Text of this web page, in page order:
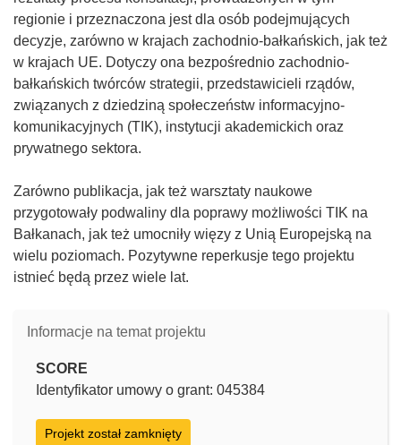
regionie i przeznaczona jest dla osób podejmujących
decyzje, zarówno w krajach zachodnio-bałkańskich, jak też
w krajach UE. Dotyczy ona bezpośrednio zachodnio-
bałkańskich twórców strategii, przedstawicieli rządów,
związanych z dziedziną społeczeństw informacyjno-
komunikacyjnych (TIK), instytucji akademickich oraz
prywatnego sektora.
Zarówno publikacja, jak też warsztaty naukowe
przygotowały podwaliny dla poprawy możliwości TIK na
Bałkanach, jak też umocniły więzy z Unią Europejską na
wielu poziomach. Pozytywne reperkusje tego projektu
istnieć będą przez wiele lat.
Informacje na temat projektu
SCORE
Identyfikator umowy o grant: 045384
Projekt został zamknięty